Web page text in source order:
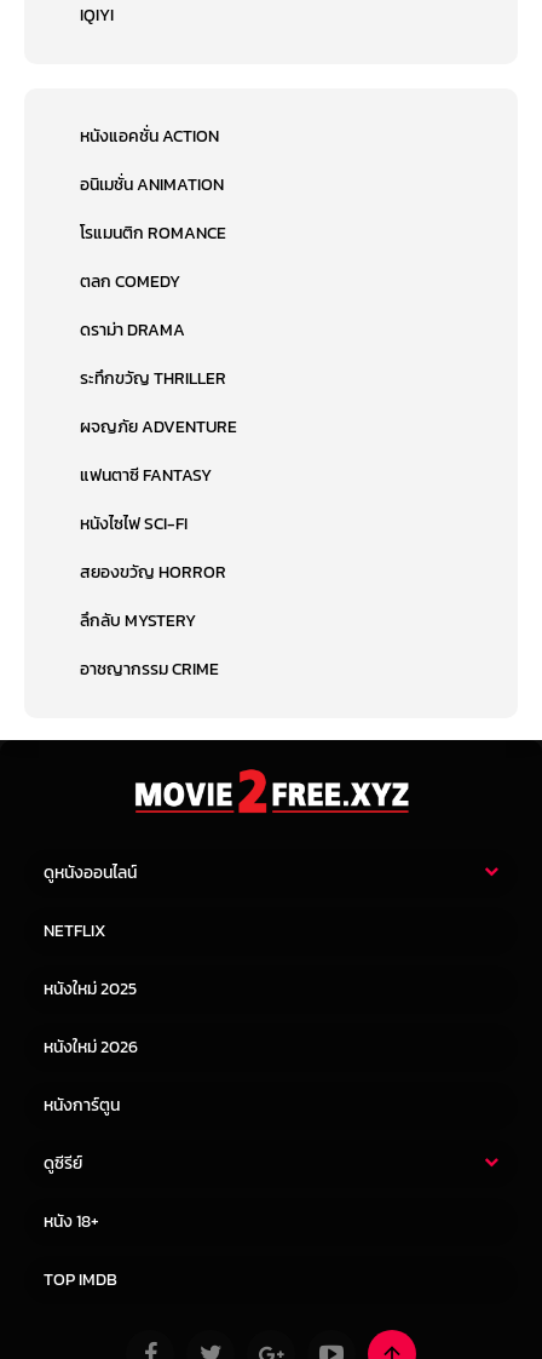
IQIYI
หนังแอคชั่น ACTION
อนิเมชั่น ANIMATION
โรแมนติก ROMANCE
ตลก COMEDY
ดราม่า DRAMA
ระทึกขวัญ THRILLER
ผจญภัย ADVENTURE
แฟนตาซี FANTASY
หนังไซไฟ SCI-FI
สยองขวัญ HORROR
ลึกลับ MYSTERY
อาชญากรรม CRIME
ดูหนังออนไลน์
หนังจีน
NETFLIX
หนังใหม่ 2025
หนังใหม่ 2026
หนังการ์ตูน
ดูซีรีย์
หนัง 18+
TOP IMDB